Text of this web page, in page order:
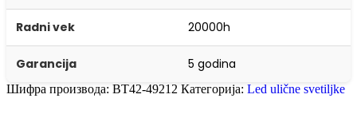
Radni vek 20000h
Garancija 5 godina
Шифра производа: BT42-49212 Категорија: Led ulične svetiljke